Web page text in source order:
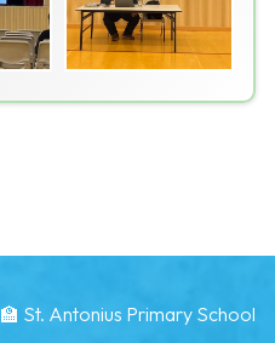
🏫 St. Antonius Primary School